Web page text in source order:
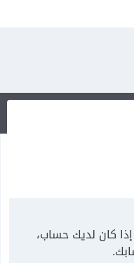
كان لديك حساب،